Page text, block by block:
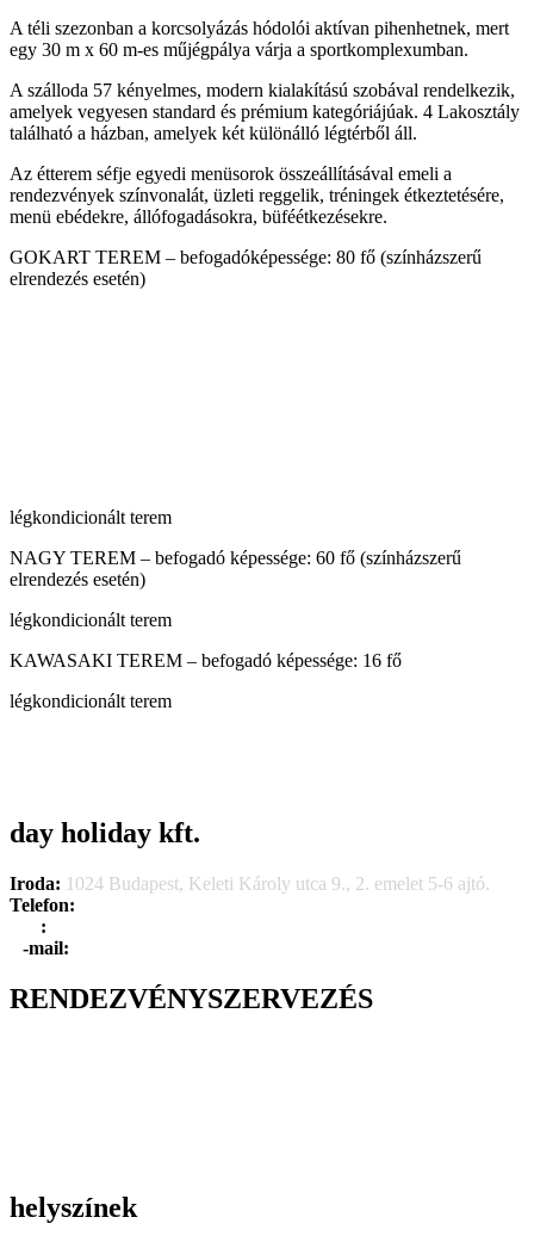
A téli szezonban a korcsolyázás hódolói aktívan pihenhetnek, mert
egy 30 m x 60 m-es műjégpálya várja a sportkomplexumban.
A szálloda 57 kényelmes, modern kialakítású szobával rendelkezik,
amelyek vegyesen standard és prémium kategóriájúak. 4 Lakosztály
található a házban, amelyek két különálló légtérből áll.
Az étterem séfje egyedi menüsorok összeállításával emeli a
rendezvények színvonalát, üzleti reggelik, tréningek étkeztetésére,
menü ebédekre, állófogadásokra, büféétkezésekre.
GOKART TEREM – befogadóképessége: 80 fő (színházszerű
elrendezés esetén)
légkondicionált terem
NAGY TEREM – befogadó képessége: 60 fő (színházszerű
elrendezés esetén)
légkondicionált terem
KAWASAKI TEREM – befogadó képessége: 16 fő
légkondicionált terem
day holiday kft.
Iroda: 1024 Budapest, Keleti Károly utca 9., 2. emelet 5-6 ajtó.
Telefon:
:
-mail:
RENDEZVÉNYSZERVEZÉS
helyszínek